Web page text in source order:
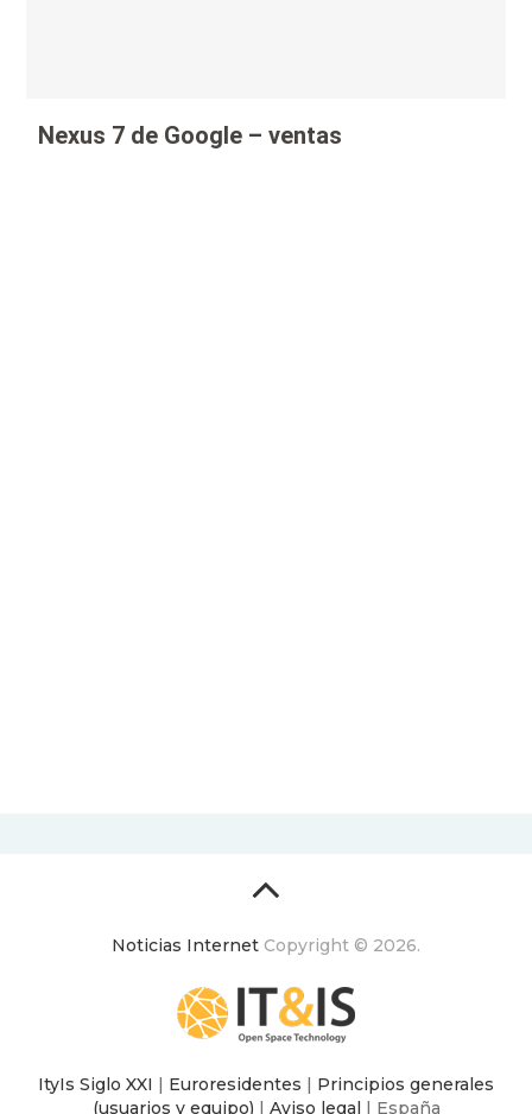
Nexus 7 de Google – ventas
Noticias Internet Copyright © 2026.
ItyIs Siglo XXI | Euroresidentes | Principios generales
(usuarios y equipo) | Aviso legal | España